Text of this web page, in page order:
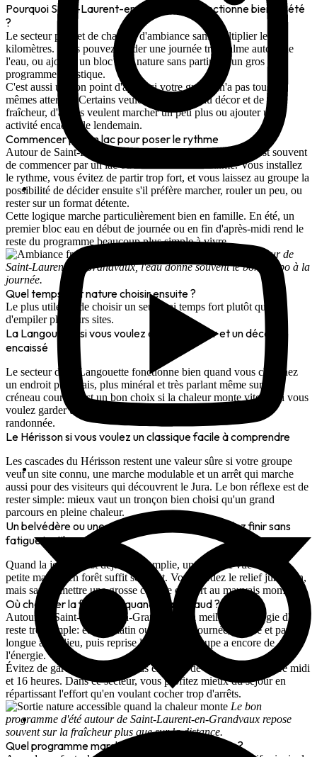
Pourquoi Saint-Laurent-en-Grandvaux fonctionne bien en été
?
Le secteur permet de changer d'ambiance sans multiplier les
kilomètres. Vous pouvez garder une journée très calme autour de
l'eau, ou ajouter un bloc plus nature sans partir sur un gros
programme logistique.
C'est aussi un bon point d'appui si votre groupe n'a pas tous les
mêmes attentes. Certains veulent juste un beau décor et de la
fraîcheur, d'autres veulent marcher un peu plus ou ajouter une
activité encadrée le lendemain.
Commencer par un lac pour poser le rythme
Autour de Saint-Laurent-en-Grandvaux, le plus efficace est souvent
de commencer par un lac ou un secteur d'eau calme. Vous installez
le rythme, vous évitez de partir trop fort, et vous laissez au groupe la
possibilité de décider ensuite s'il préfère marcher, rouler un peu, ou
rester sur un format détente.
Cette logique marche particulièrement bien en famille. En été, un
premier bloc eau en début de journée ou en fin d'après-midi rend le
reste du programme beaucoup plus simple à vivre.
Autour de
Saint-Laurent-en-Grandvaux, l'eau donne souvent le bon tempo à la
journée.
Quel temps fort nature choisir ensuite ?
Le plus utile est de choisir un seul vrai temps fort plutôt que
d'empiler plusieurs sites.
La Langouette si vous voulez de la fraîcheur et un décor
encaissé
Le secteur de la Langouette fonctionne bien quand vous cherchez
un endroit plus frais, plus minéral et très parlant même sur un
créneau court. C'est un bon choix si la chaleur monte vite ou si vous
voulez garder un effet "wow" sans basculer sur une longue
randonnée.
Le Hérisson si vous voulez un classique facile à comprendre
Les cascades du Hérisson restent une valeur sûre si votre groupe
veut un site connu, une marche modulable et un arrêt qui marche
aussi pour des visiteurs qui découvrent le Jura. Le bon réflexe est de
rester simple: mieux vaut un tronçon bien choisi qu'un grand
parcours en pleine chaleur.
Un belvédère ou une marche courte si vous voulez finir sans
fatigue inutile
Quand la journée est déjà bien remplie, un point de vue ou une
petite marche en forêt suffit souvent. Vous gardez le relief jurassien,
mais sans remettre une grosse couche d'effort au mauvais moment.
Où chercher la fraîcheur quand il fait chaud ?
Autour de Saint-Laurent-en-Grandvaux, la meilleure stratégie d'été
reste très simple: eau le matin ou en fin de journée, ombre et pause
longue au milieu, puis reprise légère si le groupe a encore de
l'énergie.
Évitez de garder la partie la plus exposée de votre journée entre midi
et 16 heures. Dans ce secteur, vous profitez mieux du séjour en
répartissant l'effort qu'en voulant cocher trop d'arrêts.
Le bon
programme d'été autour de Saint-Laurent-en-Grandvaux repose
souvent sur la fraîcheur plus que sur la distance.
Quel programme marche bien avec des enfants ?